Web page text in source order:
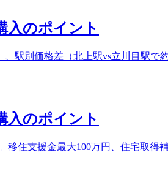
入のポイント
駅別価格差（北上駅vs立川目駅で
入のポイント
住支援金最大100万円、住宅取